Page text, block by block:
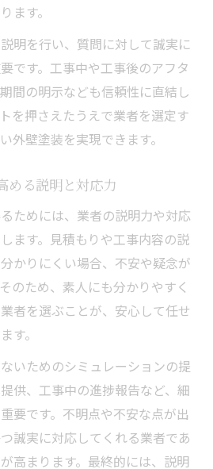
ます。
明を行い、質問に対して誠実に
です。工事中や工事後のアフタ
間の明示なども信頼性に直結し
を押さえたうえで業者を選定す
外壁塗装を実現できます。
める説明と対応力
ためには、業者の説明力や対応
ます。見積もりや工事内容の説
かりにくい場合、不安や疑念が
のため、素人にも分かりやすく
者を選ぶことが、安心して任せ
す。
いためのシミュレーションの提
供、工事中の進捗報告など、細
要です。不明点や不安な点が出
誠実に対応してくれる業者であ
高まります。最終的には、説明